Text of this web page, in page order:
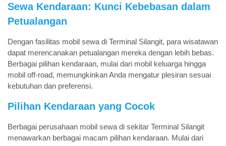
Sewa Kendaraan: Kunci Kebebasan dalam
Petualangan
Dengan fasilitas mobil sewa di Terminal Silangit, para wisatawan
dapat merencanakan petualangan mereka dengan lebih bebas.
Berbagai pilihan kendaraan, mulai dari mobil keluarga hingga
mobil off-road, memungkinkan Anda mengatur plesiran sesuai
kebutuhan dan preferensi.
Pilihan Kendaraan yang Cocok
Berbagai perusahaan mobil sewa di sekitar Terminal Silangit
menawarkan berbagai macam pilihan kendaraan. Mulai dari